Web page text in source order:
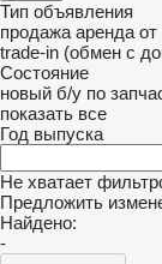
Тип объявления
продажа аренда от
trade-in (обмен с
Состояние
новый б/у по
показать все
Год выпуска
Не хватает
Предложить
Найдено:
-